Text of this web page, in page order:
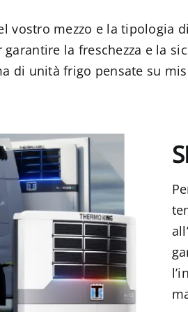
vostro mezzo e la tipologia
la freschezza e la
di unità frigo pensate su